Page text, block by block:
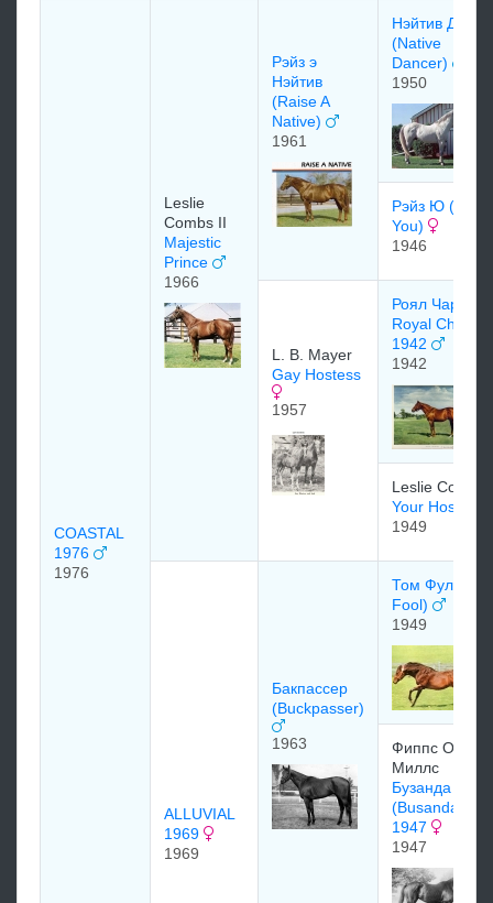
COASTAL
1976
1976
Leslie
Combs II
Majestic
Prince
1966
Рэйз э
Нэйтив
(Raise A
Native)
1961
Нэйтив
(Native
Dancer)
1950
Рэйз Ю (Raise
You)
1946
L. B. Mayer
Gay Hostess
1957
Роял
Royal Charger
1942
1942
Leslie Combs
Your Hostess
1949
ALLUVIAL
1969
1969
Бакпассер
(Buckpasser)
1963
Том Фул (Tom
Fool)
1949
Фиппс Oгден
Mиллс
Бузанда
(Busanda)
1947
1947